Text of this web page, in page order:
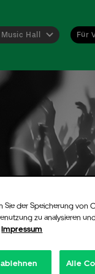
Hall Für
Sie der Speicherung von
zu analysieren
Impressum
Alle